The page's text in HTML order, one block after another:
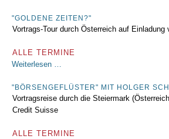
Welt
der
"GOLDENE ZEITEN?"
Vortrags-Tour durch Österreich auf Einladung
ALLE TERMINE
Weiterlesen …
"BÖRSENGEFLÜSTER" MIT HOLGER
Vortragsreise durch die Steiermark
Credit Suisse
ALLE TERMINE